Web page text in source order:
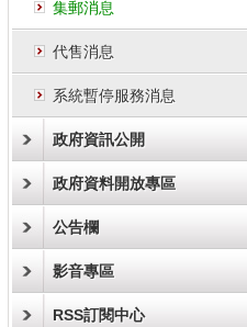
集郵消息
代售消息
系統暫停服務消息
政府資訊公開
政府資料開放專區
公告欄
影音專區
RSS訂閱中心